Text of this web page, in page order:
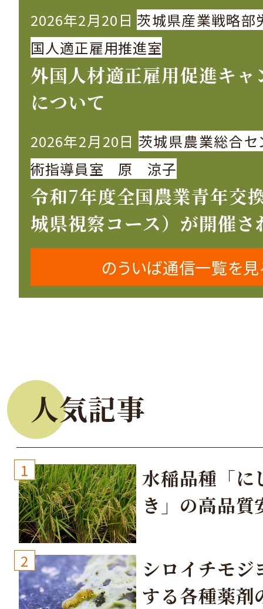
2026年2月20日 茨城県産業戦略部
国人適正雇用推進室
外国人材適正雇用促進キャ
について
2026年2月20日 茨城県農業総合セ
術指導員室 原 涼子
令和7年度全国農業青年交
城県視察コース）が開催さ
のういば通信一覧を
人気記事
1
水稲品種「に
き」の高品質
2
シロイチモジ
する各種薬剤